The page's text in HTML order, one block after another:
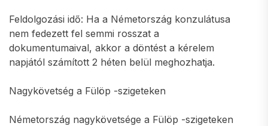
Feldolgozási idő: Ha a Németország konzulátusa
nem fedezett fel semmi rosszat a
dokumentumaival, akkor a döntést a kérelem
napjától számított 2 héten belül meghozhatja.
Nagykövetség a Fülöp -szigeteken
Németország nagykövetsége a Fülöp -szigeteken